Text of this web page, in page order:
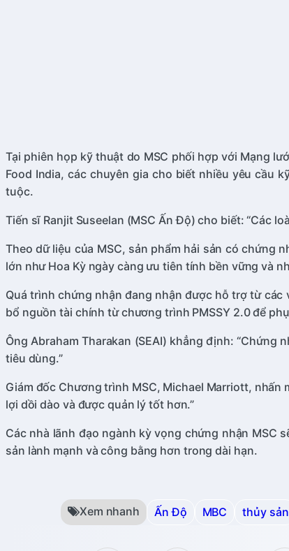
Tại phiên họp kỹ thuật do MSC phối hợp với Mạng
Food India, các chuyên gia cho biết nhiều yêu cầu
tuộc.
Tiến sĩ Ranjit Suseelan (MSC Ấn Độ) cho biết: “Các
Theo dữ liệu của MSC, sản phẩm hải sản có chứng
lớn như Hoa Kỳ ngày càng ưu tiên tính bền vững và
Quá trình chứng nhận đang nhận được hỗ trợ từ các
bổ nguồn tài chính từ chương trình PMSSY 2.0 để
Ông Abraham Tharakan (SEAI) khẳng định:
tiêu dùng.”
Giám đốc Chương trình MSC, Michael Marriott,
lợi dồi dào và được quản lý tốt hơn.”
Các nhà lãnh đạo ngành kỳ vọng chứng nhận MSC
sản lành mạnh và công bằng hơn trong dài hạn.
Xem nhanh Ấn Độ MBC thủy sản